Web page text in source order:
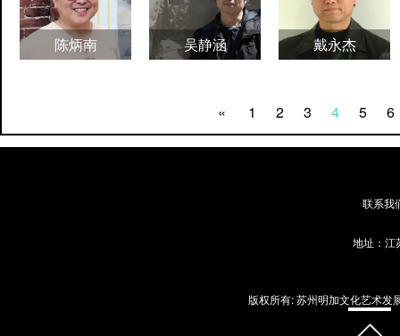
陈炳南 吴静涵 戴永杰
« 1 2 3 4 5 6
联系我
地址：江
版权所有: 苏州明加文化艺术发